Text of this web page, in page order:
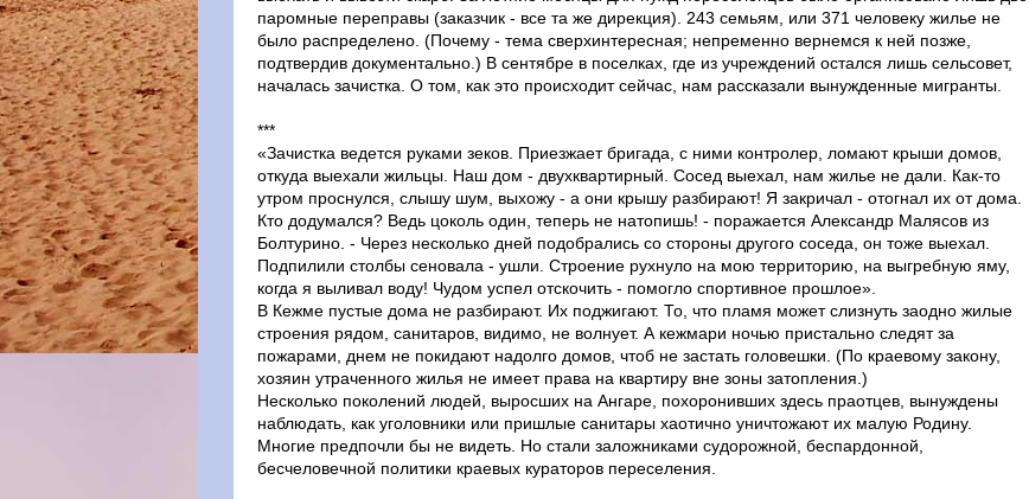
паромные переправы (заказчик - все та же дирекция). 243 семьям, или 371 человеку жилье не
было распределено. (Почему - тема сверхинтересная; непременно вернемся к ней позже,
подтвердив документально.) В сентябре в поселках, где из учреждений остался лишь сельсовет,
началась зачистка. О том, как это происходит сейчас, нам рассказали вынужденные мигранты.
***
«Зачистка ведется руками зеков. Приезжает бригада, с ними контролер, ломают крыши домов,
откуда выехали жильцы. Наш дом - двухквартирный. Сосед выехал, нам жилье не дали. Как-то
утром проснулся, слышу шум, выхожу - а они крышу разбирают! Я закричал - отогнал их от дома.
Кто додумался? Ведь цоколь один, теперь не натопишь! - поражается Александр Малясов из
Болтурино. - Через несколько дней подобрались со стороны другого соседа, он тоже выехал.
Подпилили столбы сеновала - ушли. Строение рухнуло на мою территорию, на выгребную яму,
когда я выливал воду! Чудом успел отскочить - помогло спортивное прошлое».
В Кежме пустые дома не разбирают. Их поджигают. То, что пламя может слизнуть заодно жилые
строения рядом, санитаров, видимо, не волнует. А кежмари ночью пристально следят за
пожарами, днем не покидают надолго домов, чтоб не застать головешки. (По краевому закону,
хозяин утраченного жилья не имеет права на квартиру вне зоны затопления.)
Несколько поколений людей, выросших на Ангаре, похоронивших здесь праотцев, вынуждены
наблюдать, как уголовники или пришлые санитары хаотично уничтожают их малую Родину.
Многие предпочли бы не видеть. Но стали заложниками судорожной, беспардонной,
бесчеловечной политики краевых кураторов переселения.